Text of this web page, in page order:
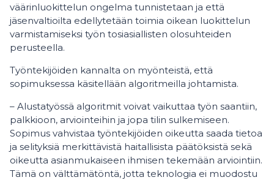
väärinluokittelun ongelma tunnistetaan ja että
jäsenvaltioilta edellytetään toimia oikean luokittelun
varmistamiseksi työn tosiasiallisten olosuhteiden
perusteella.
Työntekijöiden kannalta on myönteistä, että
sopimuksessa käsitellään algoritmeilla johtamista.
– Alustatyössä algoritmit voivat vaikuttaa työn saantiin,
palkkioon, arviointeihin ja jopa tilin sulkemiseen.
Sopimus vahvistaa työntekijöiden oikeutta saada tietoa
ja selityksiä merkittävistä haitallisista päätöksistä sekä
oikeutta asianmukaiseen ihmisen tekemään arviointiin.
Tämä on välttämätöntä, jotta teknologia ei muodostu